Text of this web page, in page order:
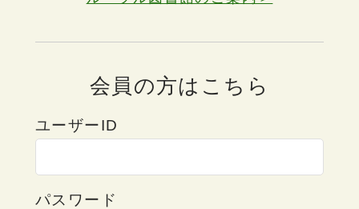
会員の方はこちら
ユーザーID
パスワード